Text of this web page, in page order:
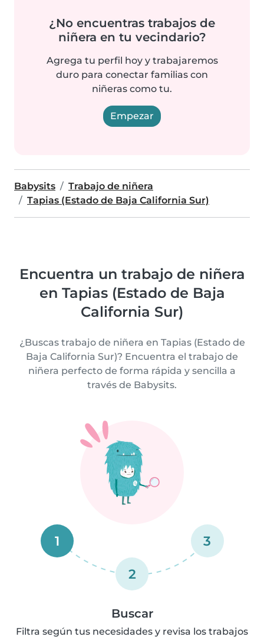
¿No encuentras trabajos de
niñera en tu vecindario?
Agrega tu perfil hoy y trabajaremos
duro para conectar familias con
niñeras como tu.
Empezar
Babysits
Trabajo de niñera
Tapias (Estado de Baja California Sur)
Encuentra un trabajo de niñera
en Tapias (Estado de Baja
California Sur)
¿Buscas trabajo de niñera en Tapias (Estado de
Baja California Sur)? Encuentra el trabajo de
niñera perfecto de forma rápida y sencilla a
través de Babysits.
1
2
3
Buscar
Filtra según tus necesidades y revisa los trabajos